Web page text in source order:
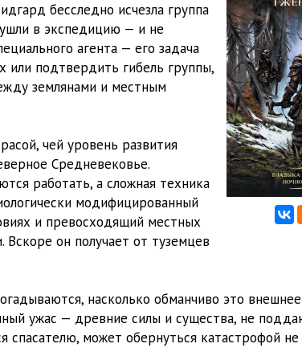
бесследно исчезла группа
в экспедицию — и не
агента — его задача
подтвердить гибель группы,
землянами и местным
чей уровень развития
Средневековье.
работать, а сложная техника
модифицированный
и превосходящий местных
Вскоре он получает от туземцев
насколько обманчиво это
ужас — древние силы и существа, не
спасателю, может обернуться катастрофой